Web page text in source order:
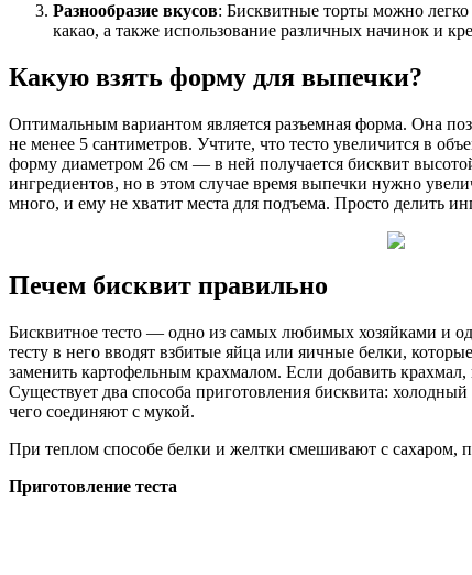
Разнообразие вкусов: Бисквитные торты можно легко
какао, а также использование различных начинок и
Какую взять форму для выпечки?
Оптимальным вариантом является разъемная форма. Она
не менее 5 сантиметров. Учтите, что тесто увеличится в
форму диаметром 26 см — в ней получается бисквит
ингредиентов, но в этом случае время выпечки нужно
много, и ему не хватит места для подъема. Просто делить
Печем бисквит правильно
Бисквитное тесто — одно из самых любимых хозяйками и
тесту в него вводят взбитые яйца или яичные белки,
заменить картофельным крахмалом. Если добавить
Существует два способа приготовления бисквита:
чего соединяют с мукой.
При теплом способе белки и желтки смешивают с сахаром,
Приготовление теста